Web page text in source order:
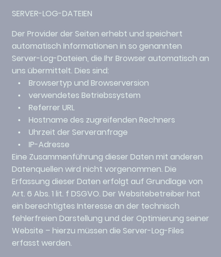
SERVER-LOG-DATEIEN
Der Provider der Seiten erhebt und speichert
automatisch Informationen in so genannten
Server-Log-Dateien, die Ihr Browser automatisch an
uns übermittelt. Dies sind:
• Browsertyp und Browserversion
• verwendetes Betriebssystem
• Referrer URL
• Hostname des zugreifenden Rechners
• Uhrzeit der Serveranfrage
• IP-Adresse
Eine Zusammenführung dieser Daten mit anderen
Datenquellen wird nicht vorgenommen. Die
Erfassung dieser Daten erfolgt auf Grundlage von
Art. 6 Abs. 1 lit. f DSGVO. Der Websitebetreiber hat
ein berechtigtes Interesse an der technisch
fehlerfreien Darstellung und der Optimierung seiner
Website – hierzu müssen die Server-Log-Files
erfasst werden.